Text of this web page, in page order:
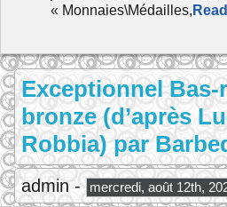
« Monnaies\Médailles,
Exceptionnel Bas-
bronze (d’après
Robbia) par
admin - mercredi, août 12th,